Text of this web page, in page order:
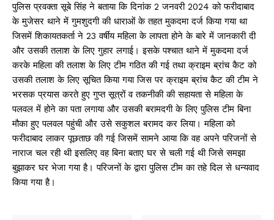
पुलिस प्रवक्ता सूबे सिंह ने बताया कि दिनांक 2 जनवरी 2024 को फरीदाबाद
के मुजेसर थाने में गुमशुदगी की धाराओं के तहत मुकदमा दर्ज किया गया था
जिसमें शिकायतकर्ता ने 23 वर्षीय महिला के लापता होने के बारे में जानकारी दी
और उसकी तलाश के लिए गुहार लगाई। इसके पश्चात थाने में मुकदमा दर्ज
करके महिला की तलाश के लिए टीम गठित की गई तथा क्राइम ब्रांच कैट को
उसकी तलाश के लिए सूचित किया गया जिस पर क्राइम ब्रांच कैट की टीम ने
भरसक प्रयास करते हुए गुप्त सूत्रों व तकनीकी की सहायता से महिला के
पलवल में होने का पता लगाया और उसकी बरामदगी के लिए पुलिस टीम बिना
मौका हुए पलवल पहुंची और उसे सकुशल बरामद कर लिया। महिला को
फरीदाबाद लाकर पूछताछ की गई जिसमें सामने आया कि वह अपने परिजनों से
नाराज चल रही थी इसलिए वह बिना बताए घर से चली गई थी जिसे समझा
बुझाकर घर भेजा गया है। परिजनों के द्वारा पुलिस टीम का तहे दिल से धन्यवाद
किया गया है।